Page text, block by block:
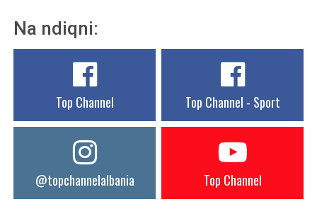
Na ndiqni:
Top Channel Top Channel - Sport
@topchannelalbania Top Channel